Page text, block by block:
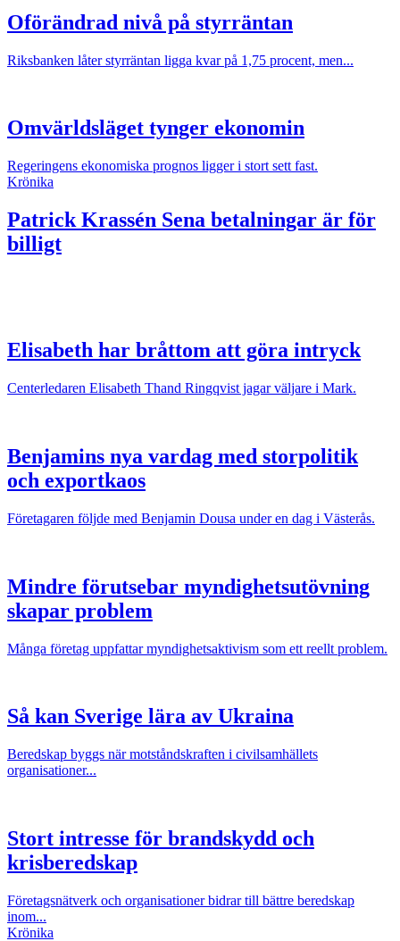
Oförändrad nivå på styrräntan
Riksbanken låter styrräntan ligga kvar på 1,75 procent, men...
Omvärldsläget tynger ekonomin
Regeringens ekonomiska prognos ligger i stort sett fast.
Krönika
Patrick Krassén Sena betalningar är för
billigt
Elisabeth har bråttom att göra intryck
Centerledaren Elisabeth Thand Ringqvist jagar väljare i Mark.
Benjamins nya vardag med storpolitik
och exportkaos
Företagaren följde med Benjamin Dousa under en dag i Västerås.
Mindre förutsebar myndighetsutövning
skapar problem
Många företag uppfattar myndighetsaktivism som ett reellt problem.
Så kan Sverige lära av Ukraina
Beredskap byggs när motståndskraften i civilsamhällets
organisationer...
Stort intresse för brandskydd och
krisberedskap
Företagsnätverk och organisationer bidrar till bättre beredskap
inom...
Krönika